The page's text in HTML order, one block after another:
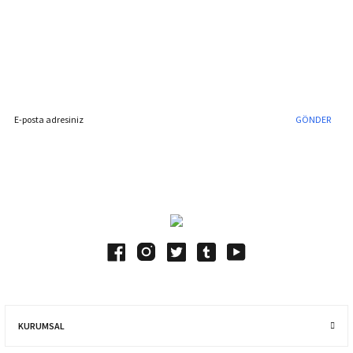
GÖNDER
KURUMSAL